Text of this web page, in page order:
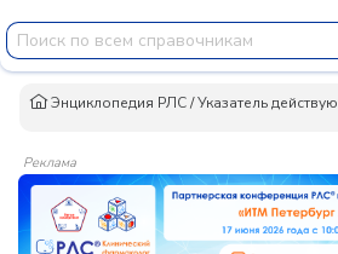
Энциклопедия РЛС/Указатель
Реклама